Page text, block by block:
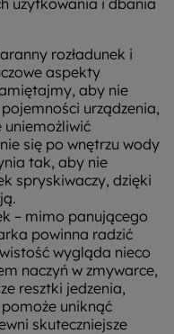
rozładunek i
aspekty
aby nie
urządzenia,
uniemożliwić
się po wnętrzu wody
tak, aby nie
spryskiwaczy, dzięki
– mimo panującego
powinna radzić
wygląda nieco
naczyń w zmywarce,
resztki jedzenia,
uniknąć
skuteczniejsze